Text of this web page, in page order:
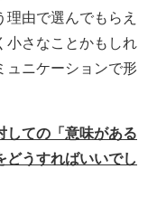
理由で選んでもらえ
小さなことかもしれ
ュニケーションで形
しての「意味がある
どうすればいいでし